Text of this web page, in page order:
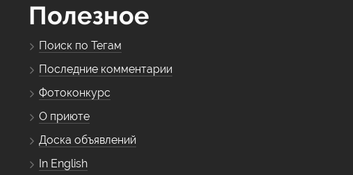
Полезное
Поиск по Тегам
Последние комментарии
Фотоконкурс
О приюте
Доска объявлений
In English